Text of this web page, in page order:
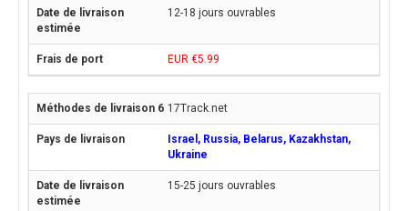
12-18 jours ouvrables
EUR €5.99
17Track.net
Israel, Russia, Belarus, Kazakhstan,
Ukraine
15-25 jours ouvrables